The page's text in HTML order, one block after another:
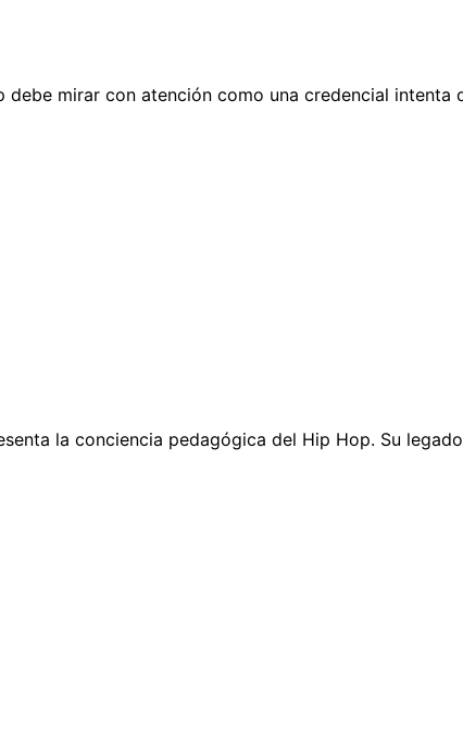
mirar con atención como una credencial intenta
la conciencia pedagógica del Hip Hop. Su